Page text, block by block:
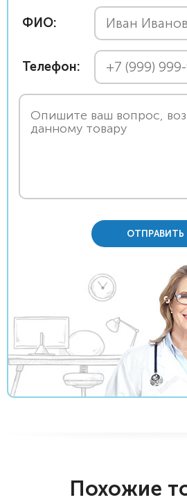
ФИО:
Телефон:
ОТПРАВИТЬ
Похожие